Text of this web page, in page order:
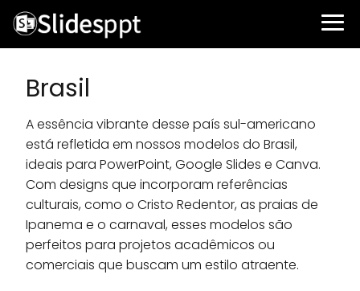
Brasil
A essência vibrante desse país sul-americano
está refletida em nossos modelos do Brasil,
ideais para PowerPoint, Google Slides e Canva.
Com designs que incorporam referências
culturais, como o Cristo Redentor, as praias de
Ipanema e o carnaval, esses modelos são
perfeitos para projetos acadêmicos ou
comerciais que buscam um estilo atraente.